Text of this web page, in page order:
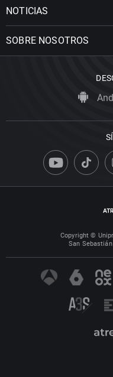
NOTICIAS
SOBRE NOSOTROS
Copyright ©
San